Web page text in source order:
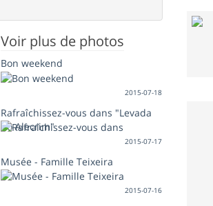
Voir plus de photos
Bon weekend
2015-07-18
Rafraîchissez-vous dans "Levada
do Alecrim"
2015-07-17
Musée - Famille Teixeira
2015-07-16